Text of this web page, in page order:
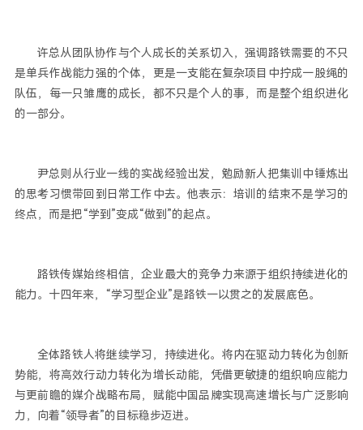
许总从团队协作与个人成长的关系切入，强调路铁需要的不只
是单兵作战能力强的个体，更是一支能在复杂项目中拧成一股绳的
队伍，每一只雏鹰的成长，都不只是个人的事，而是整个组织进化
的一部分。
尹总则从行业一线的实战经验出发，勉励新人把集训中锤炼出
的思考习惯带回到日常工作中去。他表示：培训的结束不是学习的
终点，而是把“学到”变成“做到”的起点。
路铁传媒始终相信，企业最大的竞争力来源于组织持续进化的
能力。十四年来，“学习型企业”是路铁一以贯之的发展底色。
全体路铁人将继续学习，持续进化。将内在驱动力转化为创新
势能，将高效行动力转化为增长动能，凭借更敏捷的组织响应能力
与更前瞻的媒介战略布局，赋能中国品牌实现高速增长与广泛影响
力，向着“领导者”的目标稳步迈进。